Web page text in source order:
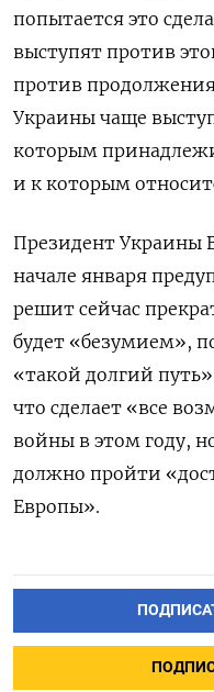
попытается это
выступят против
против
Украины чаще
которым
и к которым
Президент Украины
начале января
решит сейчас
будет «безумием»,
«такой долгий
что сделает «все
войны в этом году,
должно пройти
Европы».